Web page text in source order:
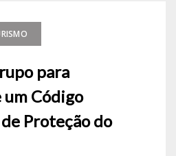
para
um Código
Proteção do